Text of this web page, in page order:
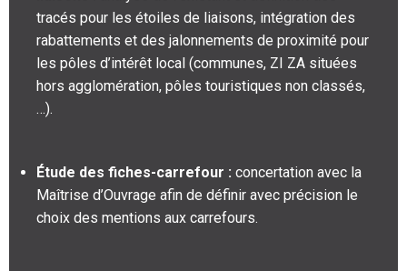
tracés pour les étoiles de liaisons, intégration des
rabattements et des jalonnements de proximité pour
les pôles d’intérêt local (communes, ZI ZA situées
hors agglomération, pôles touristiques non classés,
…).
Étude des fiches-carrefour : concertation avec la
Maîtrise d’Ouvrage afin de définir avec précision le
choix des mentions aux carrefours.